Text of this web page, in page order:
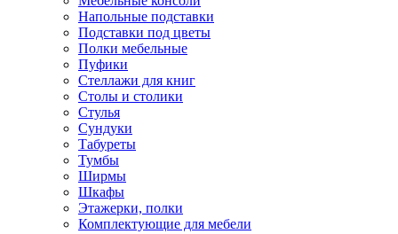
Напольные подставки
Подставки под цветы
Полки мебельные
Пуфики
Стеллажи для книг
Столы и столики
Стулья
Сундуки
Табуреты
Тумбы
Ширмы
Шкафы
Этажерки, полки
Комплектующие для мебели